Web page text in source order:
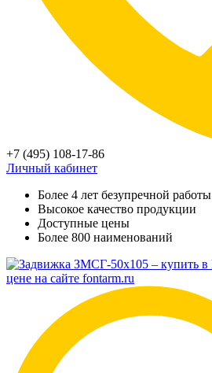
+7 (495) 108-17-86
Личный кабинет
Более 4 лет безупречной работы
Высокое качество продукции
Доступные цены
Более 800 наименований